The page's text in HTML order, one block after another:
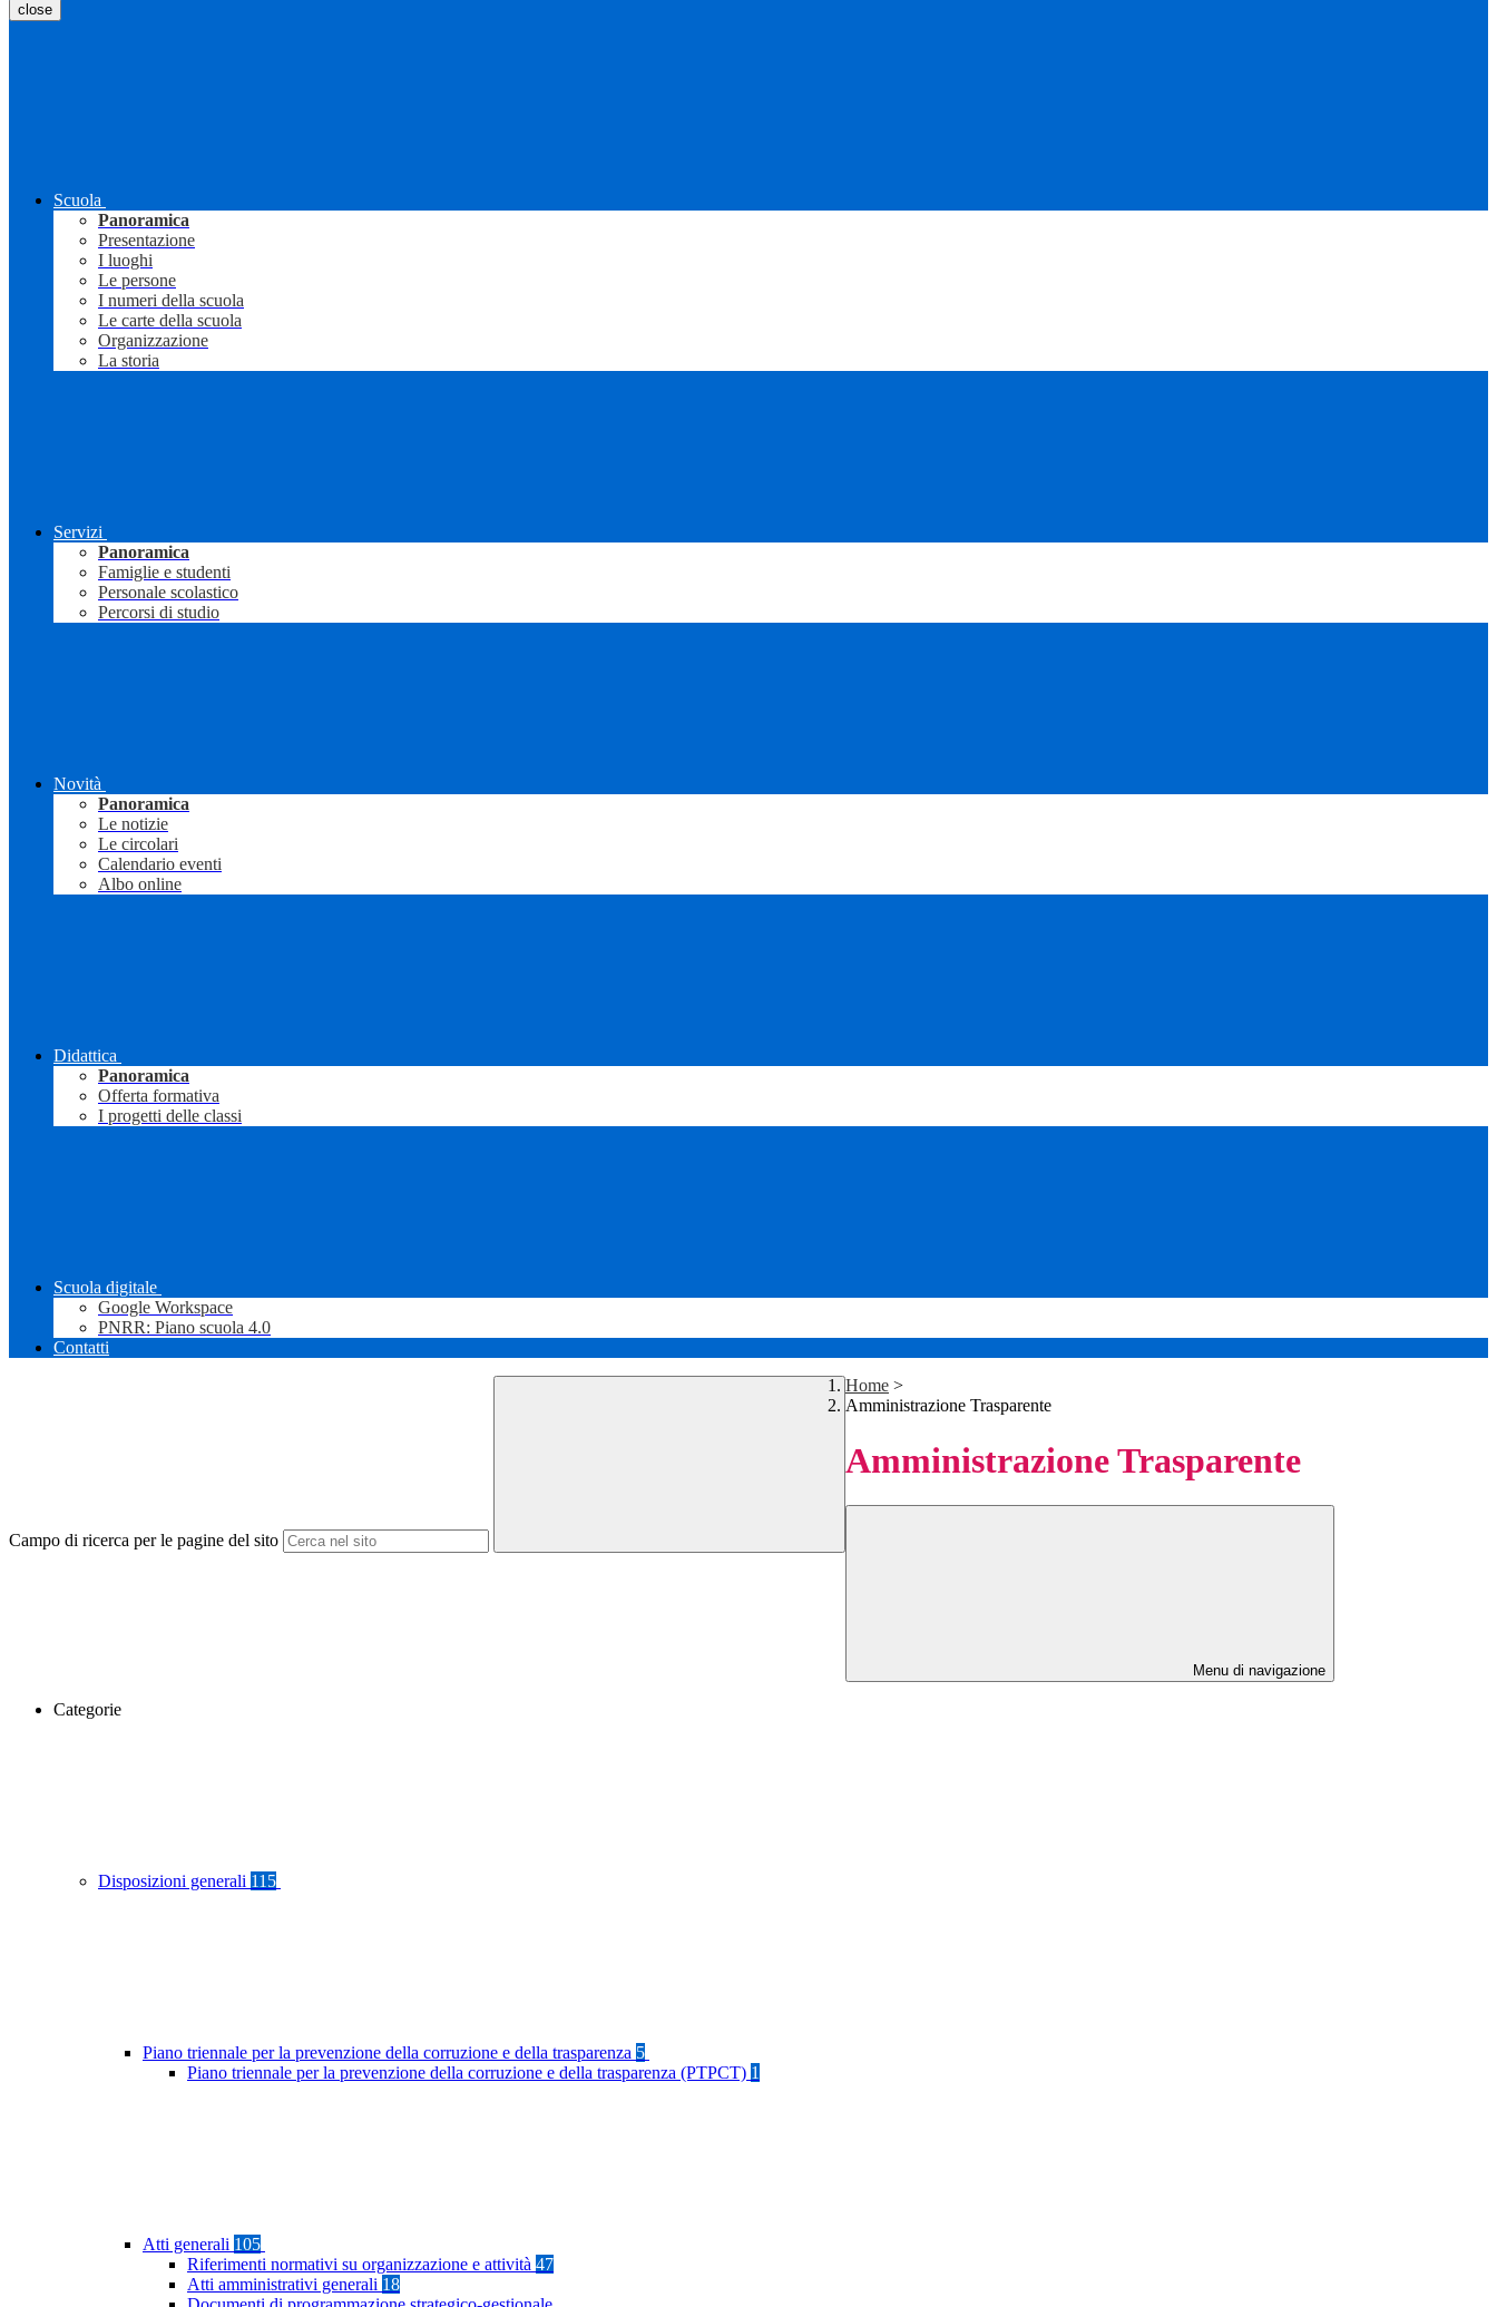
close
Scuola
Panoramica
Presentazione
I luoghi
Le persone
I numeri della scuola
Le carte della scuola
Organizzazione
La storia
Servizi
Panoramica
Famiglie e studenti
Personale scolastico
Percorsi di studio
Novità
Panoramica
Le notizie
Le circolari
Calendario eventi
Albo online
Didattica
Panoramica
Offerta formativa
I progetti delle classi
Scuola digitale
Google Workspace
PNRR: Piano scuola 4.0
Contatti
Campo di ricerca per le pagine del sito
Home >
Amministrazione Trasparente
Amministrazione Trasparente
Menu di navigazione
Categorie
Disposizioni generali 115
Piano triennale per la prevenzione della corruzione e della trasparenza 5
Piano triennale per la prevenzione della corruzione e della trasparenza (PTPCT) 1
Atti generali 105
Riferimenti normativi su organizzazione e attività 47
Atti amministrativi generali 18